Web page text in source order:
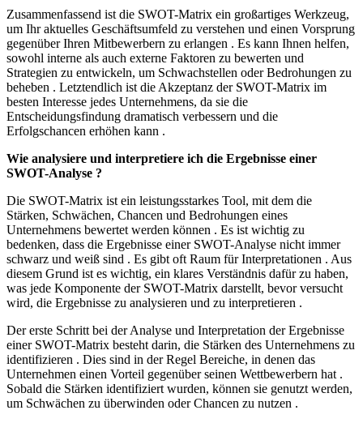
Zusammenfassend ist die SWOT-Matrix ein großartiges Werkzeug,
um Ihr aktuelles Geschäftsumfeld zu verstehen und einen Vorsprung
gegenüber Ihren Mitbewerbern zu erlangen . Es kann Ihnen helfen,
sowohl interne als auch externe Faktoren zu bewerten und
Strategien zu entwickeln, um Schwachstellen oder Bedrohungen zu
beheben . Letztendlich ist die Akzeptanz der SWOT-Matrix im
besten Interesse jedes Unternehmens, da sie die
Entscheidungsfindung dramatisch verbessern und die
Erfolgschancen erhöhen kann .
Wie analysiere und interpretiere ich die Ergebnisse einer
SWOT-Analyse ?
Die SWOT-Matrix ist ein leistungsstarkes Tool, mit dem die
Stärken, Schwächen, Chancen und Bedrohungen eines
Unternehmens bewertet werden können . Es ist wichtig zu
bedenken, dass die Ergebnisse einer SWOT-Analyse nicht immer
schwarz und weiß sind . Es gibt oft Raum für Interpretationen . Aus
diesem Grund ist es wichtig, ein klares Verständnis dafür zu haben,
was jede Komponente der SWOT-Matrix darstellt, bevor versucht
wird, die Ergebnisse zu analysieren und zu interpretieren .
Der erste Schritt bei der Analyse und Interpretation der Ergebnisse
einer SWOT-Matrix besteht darin, die Stärken des Unternehmens zu
identifizieren . Dies sind in der Regel Bereiche, in denen das
Unternehmen einen Vorteil gegenüber seinen Wettbewerbern hat .
Sobald die Stärken identifiziert wurden, können sie genutzt werden,
um Schwächen zu überwinden oder Chancen zu nutzen .